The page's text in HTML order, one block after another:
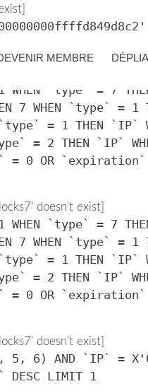
`type` = 7
7 WHEN `type` = 1
= 1 THEN
= 2 THEN `IP`
0 OR `expiration`
doesn't exist]
`type` = 7
7 WHEN `type` = 1
= 1 THEN
= 2 THEN `IP`
0 OR `expiration`
doesn't exist]
6) AND `IP` =
DESC LIMIT 1
MEMBRE